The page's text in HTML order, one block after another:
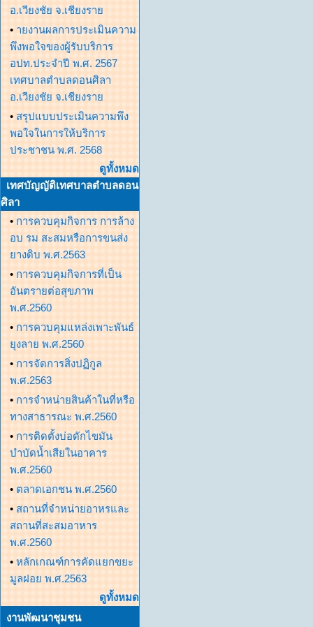
อ.เวียงชัย จ.เชียงราย
• ายงานผลการประเมินความ
พึงพอใจของผู้รับบริการ
อปท.ประจำปี พ.ศ. 2567
เทศบาลตำบลดอนศิลา
อ.เวียงชัย จ.เชียงราย
• สรุปแบบประเมินความพึง
พอใจในการให้บริการ
ประชาชน พ.ศ. 2568
ดูทั้งหมด
เทศบัญญัติเทศบาลตำบลดอน
ศิลา
• การควบคุมกิจการ การล้าง
อบ รม สะสมหรือการขนส่ง
ยางดิบ พ.ศ.2563
• การควบคุมกิจการที่เป็น
อันตรายต่อสุขภาพ
พ.ศ.2560
• การควบคุมแหล่งเพาะพันธ์
ยุงลาย พ.ศ.2560
• การจัดการสิ่งปฏิกูล
พ.ศ.2563
• การจำหน่ายสินค้าในที่หรือ
ทางสาธารณะ พ.ศ.2560
• การติดตั้งบ่อดักไขมัน
บำบัดน้ำเสียในอาคาร
พ.ศ.2560
• ตลาดเอกชน พ.ศ.2560
• สถานที่จำหน่ายอาหรและ
สถานที่สะสมอาหาร
พ.ศ.2560
• หลักเกณฑ์การคัดแยกขยะ
มูลฝอย พ.ศ.2563
ดูทั้งหมด
งานพัฒนาชุมชน